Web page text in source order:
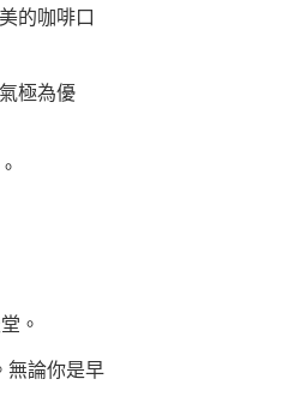
的咖啡口
極為優
。
無論你是早